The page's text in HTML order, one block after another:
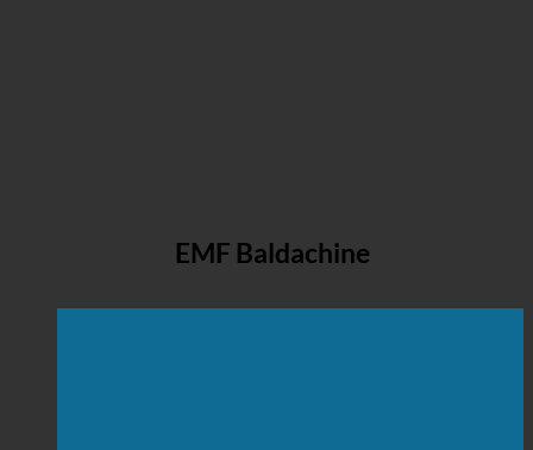
EMF Baldachine